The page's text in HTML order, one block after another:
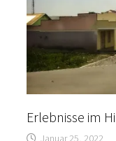
Erlebnisse im
Januar 25, 2022